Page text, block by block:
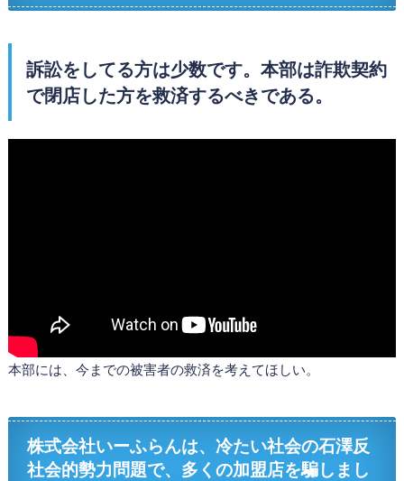
訴訟をしてる方は少数です。本部は詐欺契約
で閉店した方を救済するべきである。
本部には、今までの被害者の救済を考えてほしい。
株式会社いーふらんは、冷たい社会の石澤反
社会的勢力問題で、多くの加盟店を騙しまし